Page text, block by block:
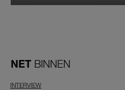
NET BINNEN
INTERVIEW